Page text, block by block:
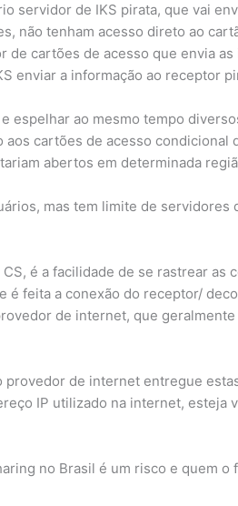
servidor de IKS pirata, que vai
não tenham acesso direto ao
de cartões de acesso que envia
enviar a informação ao receptor
espelhar ao mesmo tempo
cartões de acesso condicional
abertos em determinada
mas tem limite de servidores
é a facilidade de se rastrear as
é feita a conexão do receptor/
de internet, que
provedor de internet entregue
IP utilizado na internet, esteja
no Brasil é um risco e quem o